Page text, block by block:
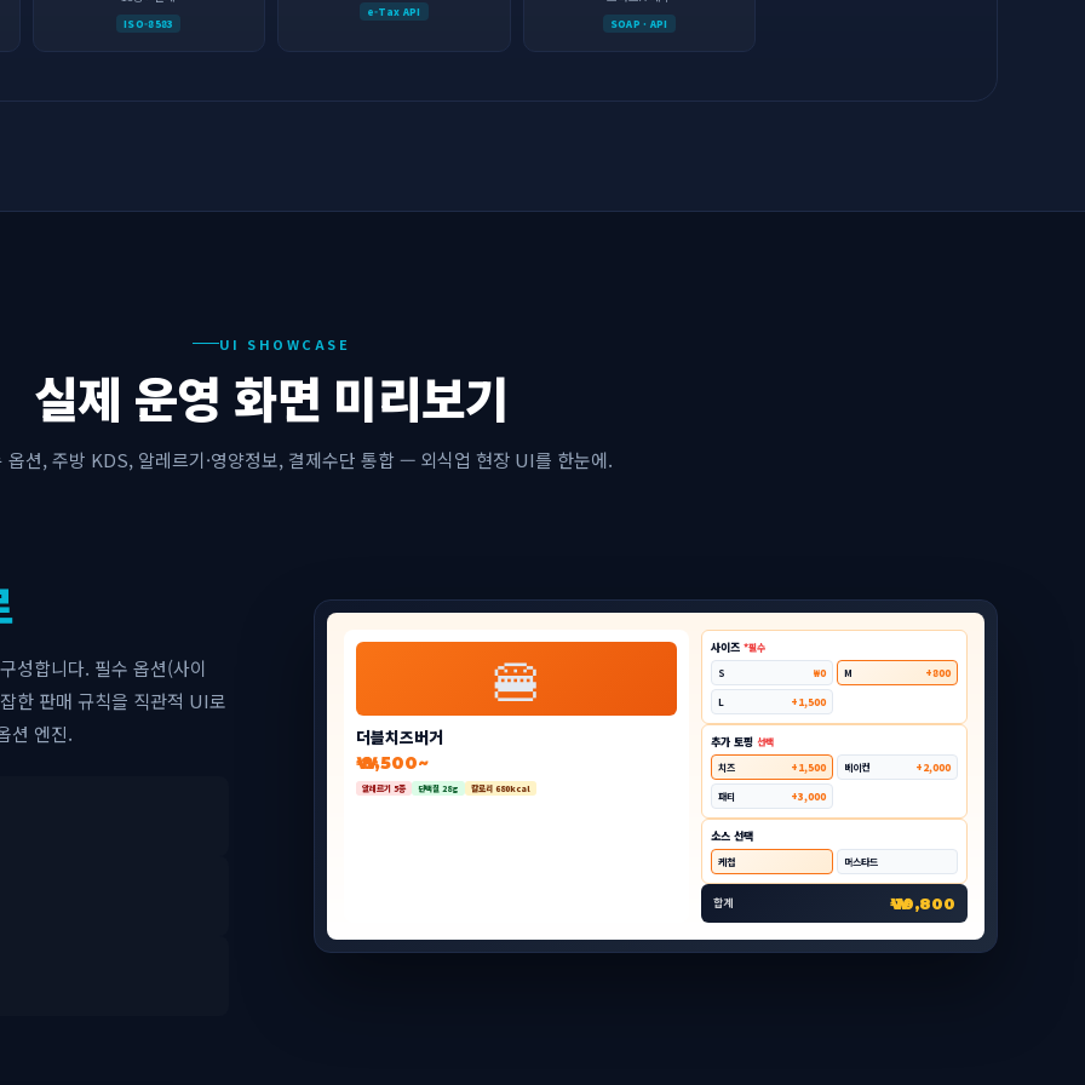
ISO-8583
e-Tax API
SOAP · API
UI SHOWCASE
실제 운영 화면 미리보기
옵션, 주방 KDS, 알레르기·영양정보, 결제수단 통합 — 외식업 현장 UI를 한눈에.
성합니다. 필수 옵션(사이
한 판매 규칙을 직관적 UI로
션 엔진.
🍔
더블치즈버거
₩ 8,500~
알레르기 5종 단백질 28g 칼로리 680kcal
사이즈*필수
S
₩0 M +800
L +1,500
추가 토핑선택
치즈
+1,500 베이컨 +2,000
패티 +3,000
소스 선택
케첩 머스타드
합계 ₩ 10,800